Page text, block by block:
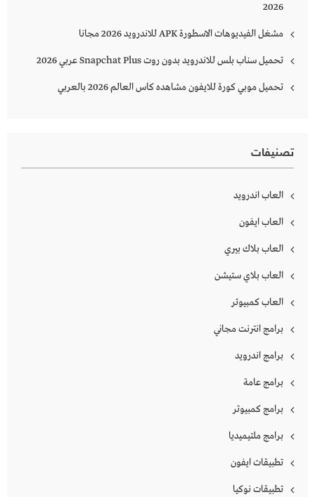
2026
مشغل الفيديوهات الاسطورة APK للاندرويد 2026 مجانا
تحميل سناب بلس للاندرويد بدون روت Snapchat Plus‏ عربي 2026
تحميل موبي كورة للايفون مشاهده كاس العالم 2026 بالعربي
تصنيفات
العاب اندرويد
العاب ايفون
العاب بلاك بيري
العاب بلاي ستيشن
العاب كمبيوتر
برامج انترنت مجاني
برامج اندرويد
برامج عامة
برامج كمبيوتر
برامج ملتيميديا
تطبيقات ايفون
تطبيقات نوكيا